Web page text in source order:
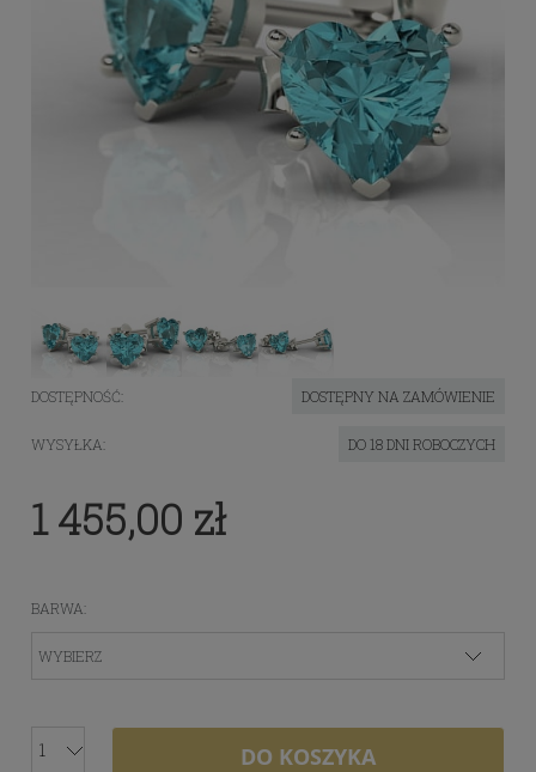
DOSTĘPNOŚĆ: DOSTĘPNY NA ZAMÓWIENIE
WYSYŁKA: DO 18 DNI ROBOCZYCH
1 455,00 zł
BARWA:
DO KOSZYKA